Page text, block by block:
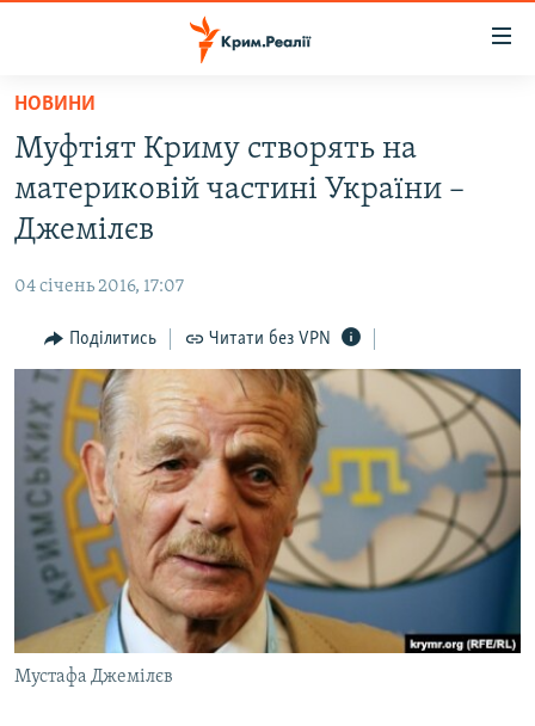
Перейти
основного
матеріалу
Перейти
до
основної
Перейти
до
пошуку
НОВИНИ
ВОДА.КРИМ
ВІДЕО ТА ФОТО
БЛОГИ
ПОГЛЯД
ІНТЕРВ'Ю
ВСЕ ЗА ДЕНЬ
СПЕЦПРОЕКТИ
ДЕПОРТАЦІЯ
ВІДЕОУРОКИ «ELIFBE»
СВІДЧЕННЯ ОКУПАЦІЇ
УКРАЇНСЬКА ПРОБЛЕМА КРИМУ
ІНФОГРАФІКА
ЯК ОБІЙТИ БЛОКУВАННЯ
Русский
Qırımtatar
ДОЛУЧАЙСЯ!
НОВИНИ
Муфтіят Криму створять на
материковій частині України –
Джемілєв
04 січень 2016, 17:07
Поділитись Читати без VPN
Мустафа Джемілєв